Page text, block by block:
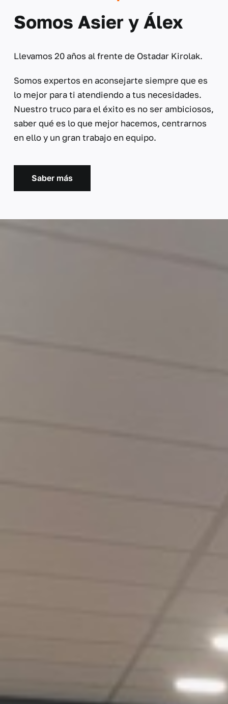
Somos Asier y Álex
Llevamos 20 años al frente de Ostadar Kirolak.
Somos expertos en aconsejarte siempre que es
lo mejor para ti atendiendo a tus necesidades.
Nuestro truco para el éxito es no ser ambiciosos,
saber qué es lo que mejor hacemos, centrarnos
en ello y un gran trabajo en equipo.
Saber más